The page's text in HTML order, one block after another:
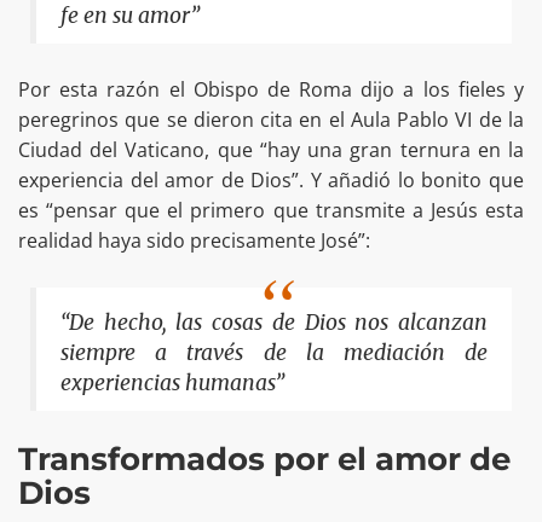
fe en su amor”
Por esta razón el Obispo de Roma dijo a los fieles y
peregrinos que se dieron cita en el Aula Pablo VI de la
Ciudad del Vaticano, que “hay una gran ternura en la
experiencia del amor de Dios”. Y añadió lo bonito que
es “pensar que el primero que transmite a Jesús esta
realidad haya sido precisamente José”:
“De hecho, las cosas de Dios nos alcanzan
siempre a través de la mediación de
experiencias humanas”
Transformados por el amor de
Dios